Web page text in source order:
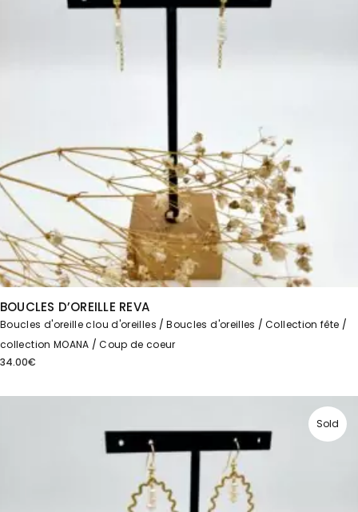
BOUCLES D’OREILLE REVA
Boucles d'oreille clou d'oreilles Boucles d'oreilles
Collection fête
collection MOANA
Coup de coeur
34.00€
Sold